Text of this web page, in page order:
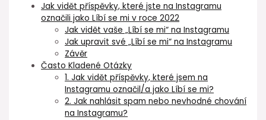
Jak vidět příspěvky, které jste na Instagramu
označili jako Líbí se mi v roce 2022
Jak vidět vaše „Líbí se mi“ na Instagramu
Jak upravit své „Líbí se mi“ na Instagramu
Závěr
Často Kladené Otázky
1. Jak vidět příspěvky, které jsem na
Instagramu označil/a jako Líbí se mi?
2. Jak nahlásit spam nebo nevhodné chování
na Instagramu?